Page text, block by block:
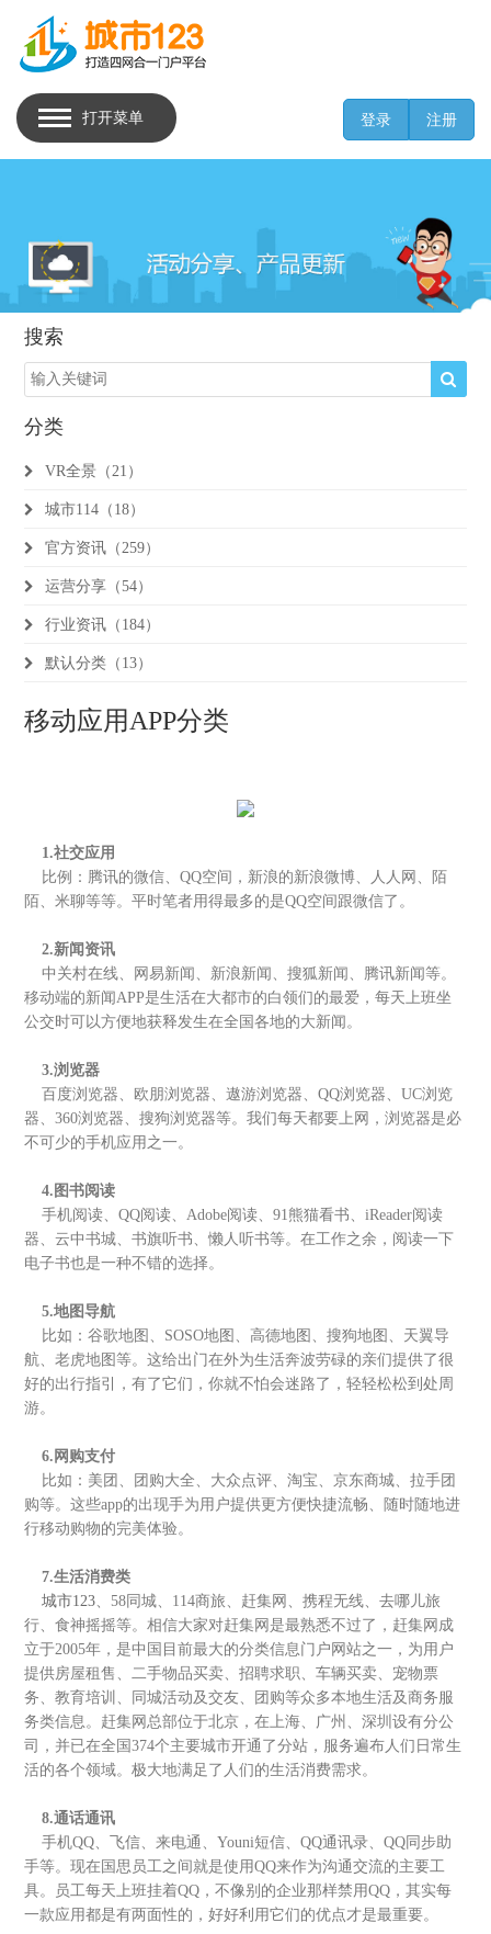
打开菜单 登录 注册
搜索
分类
VR全景（21）
城市114（18）
官方资讯（259）
运营分享（54）
行业资讯（184）
默认分类（13）
移动应用APP分类
1.社交应用
比例：腾讯的微信、QQ空间，新浪的新浪微博、人人网、陌
陌、米聊等等。平时笔者用得最多的是QQ空间跟微信了。
2.新闻资讯
中关村在线、网易新闻、新浪新闻、搜狐新闻、腾讯新闻等。
移动端的新闻APP是生活在大都市的白领们的最爱，每天上班坐
公交时可以方便地获释发生在全国各地的大新闻。
3.浏览器
百度浏览器、欧朋浏览器、遨游浏览器、QQ浏览器、UC浏览
器、360浏览器、搜狗浏览器等。我们每天都要上网，浏览器是必
不可少的手机应用之一。
4.图书阅读
手机阅读、QQ阅读、Adobe阅读、91熊猫看书、iReader阅读
器、云中书城、书旗听书、懒人听书等。在工作之余，阅读一下
电子书也是一种不错的选择。
5.地图导航
比如：谷歌地图、SOSO地图、高德地图、搜狗地图、天翼导
航、老虎地图等。这给出门在外为生活奔波劳碌的亲们提供了很
好的出行指引，有了它们，你就不怕会迷路了，轻轻松松到处周
游。
6.网购支付
比如：美团、团购大全、大众点评、淘宝、京东商城、拉手团
购等。这些app的出现手为用户提供更方便快捷流畅、随时随地进
行移动购物的完美体验。
7.生活消费类
城市123、58同城、114商旅、赶集网、携程无线、去哪儿旅
行、食神摇摇等。相信大家对赶集网是最熟悉不过了，赶集网成
立于2005年，是中国目前最大的分类信息门户网站之一，为用户
提供房屋租售、二手物品买卖、招聘求职、车辆买卖、宠物票
务、教育培训、同城活动及交友、团购等众多本地生活及商务服
务类信息。赶集网总部位于北京，在上海、广州、深圳设有分公
司，并已在全国374个主要城市开通了分站，服务遍布人们日常生
活的各个领域。极大地满足了人们的生活消费需求。
8.通话通讯
手机QQ、飞信、来电通、Youni短信、QQ通讯录、QQ同步助
手等。现在国思员工之间就是使用QQ来作为沟通交流的主要工
具。员工每天上班挂着QQ，不像别的企业那样禁用QQ，其实每
一款应用都是有两面性的，好好利用它们的优点才是最重要。